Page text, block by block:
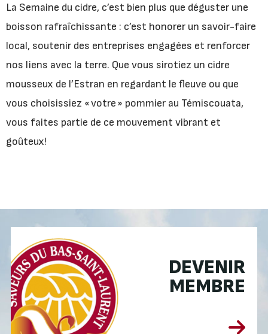
La Semaine du cidre, c’est bien plus que déguster une
boisson rafraîchissante : c’est honorer un savoir-faire
local, soutenir des entreprises engagées et renforcer
nos liens avec la terre. Que vous sirotiez un cidre
mousseux de l’Estran en regardant le fleuve ou que
vous choisissiez « votre » pommier au Témiscouata,
vous faites partie de ce mouvement vibrant et
goûteux!
DEVENIR
MEMBRE